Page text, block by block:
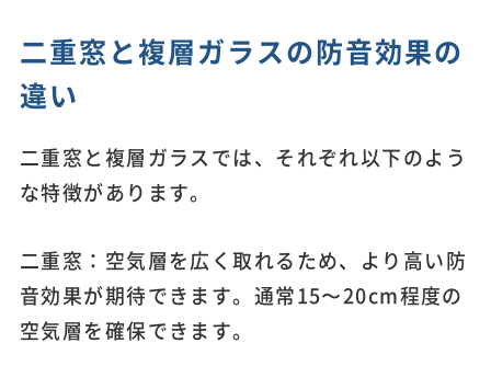
二重窓と複層ガラスの防音効果の
違い
二重窓と複層ガラスでは、それぞれ以下のよう
な特徴があります。
二重窓：空気層を広く取れるため、より高い防
音効果が期待できます。通常15〜20cm程度の
空気層を確保できます。